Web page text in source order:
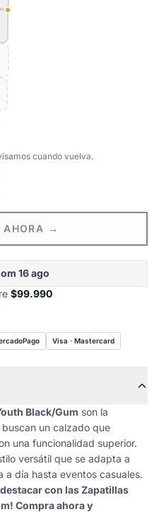
cuando vuelva.
AHORA →
16 ago
$99.990
Visa · Mastercard
Black/Gum son la
un calzado que
una funcionalidad superior.
versátil que se adapta a
a día hasta eventos casuales.
con las Zapatillas
Compra ahora y